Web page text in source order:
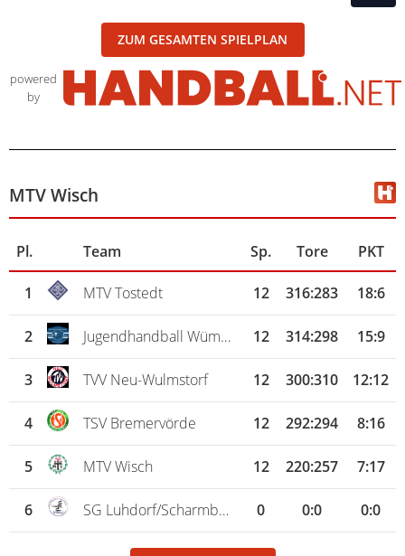
ZUM GESAMTEN SPIELPLAN
powered
by
MTV Wisch
Pl. Team Sp. Tore PKT
1 MTV Tostedt 12 316:283 18:6
2 Jugendhandball Wümme 12 314:298 15:9
3 TVV Neu-Wulmstorf 12 300:310 12:12
4 TSV Bremervörde 12 292:294 8:16
5 MTV Wisch 12 220:257 7:17
6 SG Luhdorf/Scharmbeck 0 0:0 0:0